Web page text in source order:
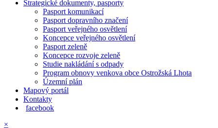
Strategické dokumenty, pasporty
Pasport komunikací
Pasport dopravního značení
Pasport veřejného osvětlení
Koncepce veřejného osvětlení
Pasport zeleně
Koncepce rozvoje zeleně
Studie nakládání s odpady
Program obnovy venkova obce Ostrožská Lhota
Územní plán
Mapový portál
Kontakty
facebook
×